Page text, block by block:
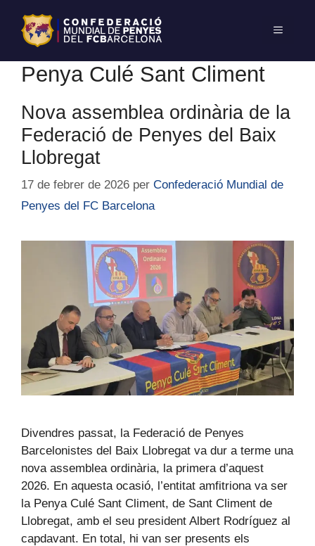
Penya Culé Sant Climent
Nova assemblea ordinària de la
Federació de Penyes del Baix
Llobregat
17 de febrer de 2026 per Confederació Mundial de
Penyes del FC Barcelona
Divendres passat, la Federació de Penyes
Barcelonistes del Baix Llobregat va dur a terme una
nova assemblea ordinària, la primera d’aquest
2026. En aquesta ocasió, l’entitat amfitriona va ser
la Penya Culé Sant Climent, de Sant Climent de
Llobregat, amb el seu president Albert Rodríguez al
capdavant. En total, hi van ser presents els